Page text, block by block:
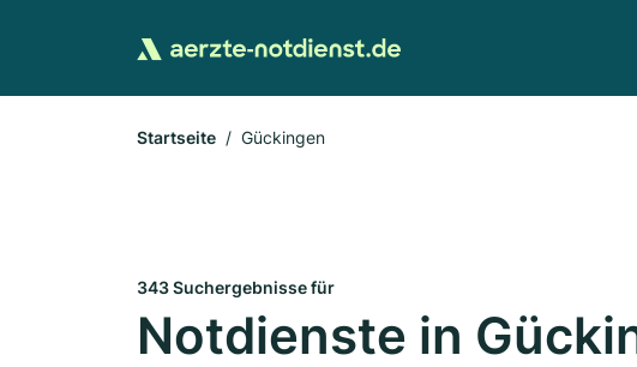
Startseite Gückingen
343 Suchergebnisse für
Notdienste in